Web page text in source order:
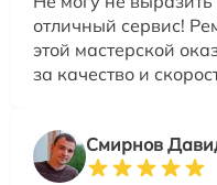
отличный сервис!
этой мастерской
за качество и
Смирнов